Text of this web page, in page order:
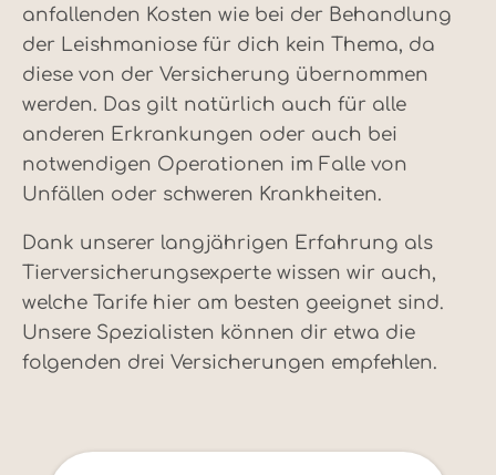
anfallenden Kosten wie bei der Behandlung
der Leishmaniose für dich kein Thema, da
diese von der Versicherung übernommen
werden. Das gilt natürlich auch für alle
anderen Erkrankungen oder auch bei
notwendigen Operationen im Falle von
Unfällen oder schweren Krankheiten.
Dank unserer langjährigen Erfahrung als
Tierversicherungsexperte wissen wir auch,
welche Tarife hier am besten geeignet sind.
Unsere Spezialisten können dir etwa die
folgenden drei Versicherungen empfehlen.